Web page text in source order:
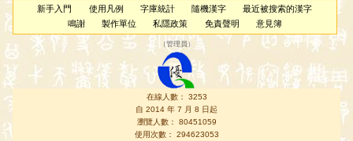
新手入門 使用凡例 字庫統計 隨機漢字
最近被搜索的漢字
鳴謝
製作單位 私隱政策 免責聲明 意見簿
（管理員 ）
在線人數： 3253
自 2014 年 7 月 8 日起
瀏覽人數： 80451059
使用次數： 294623053